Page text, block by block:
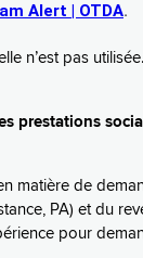
Alert | OTDA.
n’est pas
prestations
matière de
PA) et du
pour